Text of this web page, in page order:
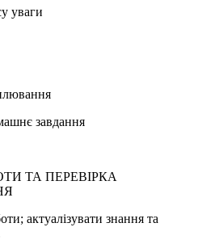
уваги
завдання
ТА ПЕРЕВІРКА
актуалізувати знання та